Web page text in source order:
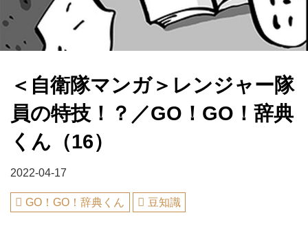
＜自衛隊マンガ＞レンジャー隊
員の特技！？／GO！GO！辞典
くん（16）
2022-04-17
GO！GO！辞典くん 豆知識